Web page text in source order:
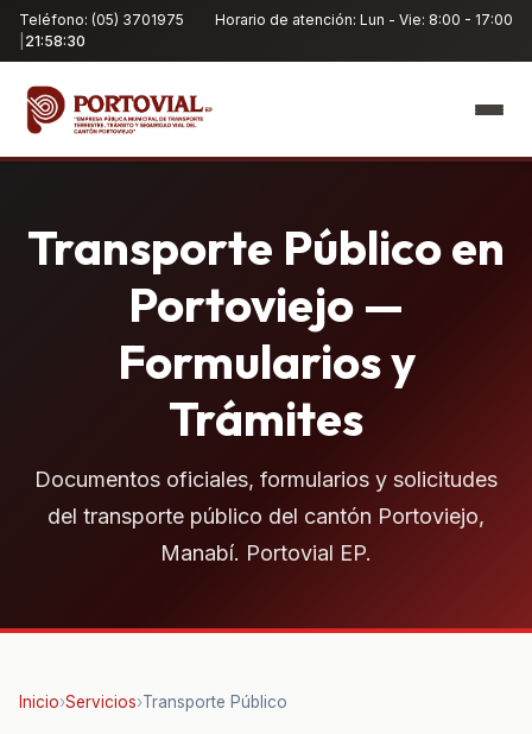
Teléfono: (05) 3701975
Horario de atención: Lun - Vie: 8:00 - 17:00
21:58:30
Transporte Público en
Portoviejo —
Formularios y
Trámites
Documentos oficiales, formularios y solicitudes
del transporte público del cantón Portoviejo,
Manabí. Portovial EP.
Inicio›Servicios›Transporte Público